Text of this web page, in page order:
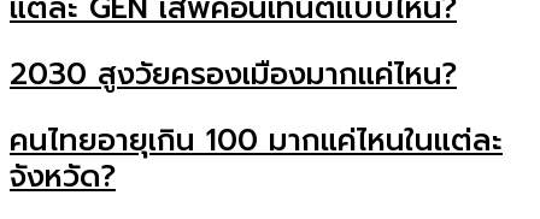
2030 สูงวัยครองเมืองมากแค่ไหน?
คนไทยอายุเกิน 100 มากแค่ไหนในแต่ละ
จังหวัด?